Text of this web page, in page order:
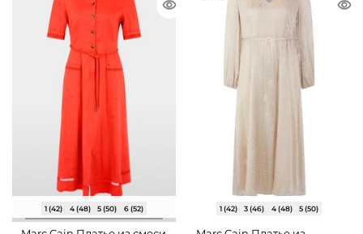
1 (42) 4 (48) 5 (50) 6 (52) 1 (42) 3 (46) 4 (48) 5 (50)